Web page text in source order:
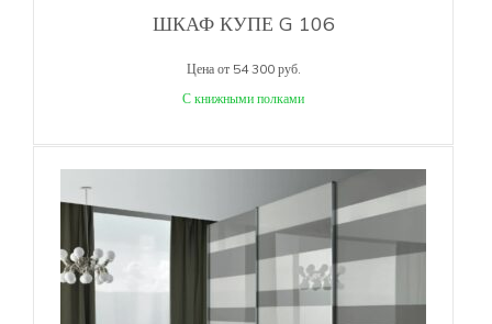
ШКАФ КУПЕ G 106
Цена от 54 300 руб.
С книжными полками